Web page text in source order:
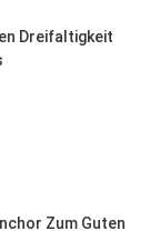
Dreifaltigkeit
Zum Guten